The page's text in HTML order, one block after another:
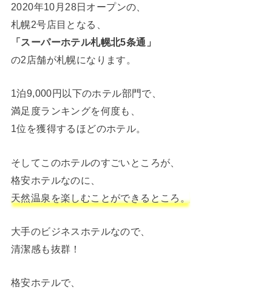
2020年10月28日オープンの、
札幌2号店目となる、
「スーパーホテル札幌北5条通」
の2店舗が札幌になります。
1泊9,000円以下のホテル部門で、
満足度ランキングを何度も、
1位を獲得するほどのホテル。
そしてこのホテルのすごいところが、
格安ホテルなのに、
天然温泉を楽しむことができるところ。
大手のビジネスホテルなので、
清潔感も抜群！
格安ホテルで、